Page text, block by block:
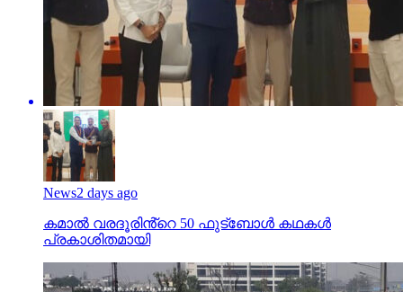
News2 days ago
കമാൽ വരദൂരിൻ്റെ 50 ഫുട്ബോൾ കഥകൾ
പ്രകാശിതമായി